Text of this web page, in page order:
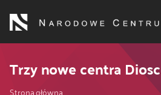
treści
Trzy nowe centra
Strona główna